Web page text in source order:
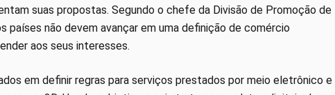
suas propostas. Segundo o chefe da Divisão de Promoção de
países não devem avançar em uma definição de comércio
aos seus interesses.
em definir regras para serviços prestados por meio eletrônico e